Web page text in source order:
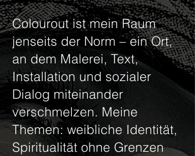
Colourout ist mein Raum
jenseits der Norm – ein Ort,
an dem Malerei, Text,
Installation und sozialer
Dialog miteinander
verschmelzen. Meine
Themen: weibliche Identität,
Spiritualität ohne Grenzen